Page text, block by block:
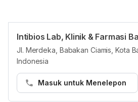
Intibios Lab, Klinik & Farmasi
Jl. Merdeka, Babakan Ciamis, Kota
Indonesia
Masuk untuk Menelepon
Asuransi
Semua penyedia layanan di HHG
mencantumkan paket asuransi
akurat. Jika terdapat masalah,
membantu menghubungkan